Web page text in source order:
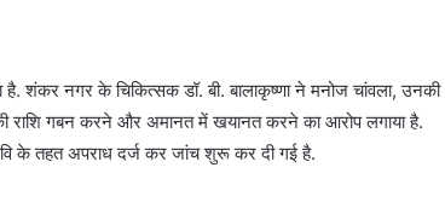
है. शंकर नगर के चिकित्सक डॉ. बी. बालाकृष्णा ने मनोज चांवला, उनकी
राशि गबन करने और अमानत में खयानत करने का आरोप लगाया है.
के तहत अपराध दर्ज कर जांच शुरू कर दी गई है.